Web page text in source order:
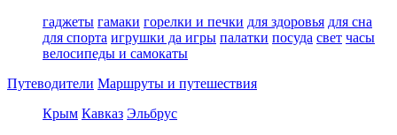
гаджеты гамаки горелки и печки для здоровья для сна
для спорта игрушки да игры палатки посуда свет часы
велосипеды и самокаты
Путеводители Маршруты и путешествия
Крым Кавказ Эльбрус